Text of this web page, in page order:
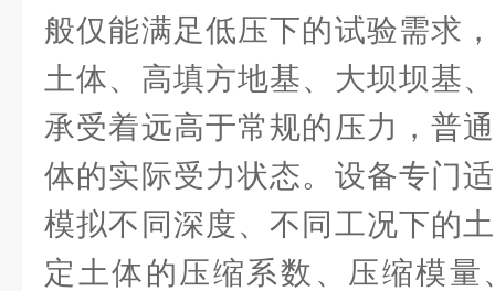
般仅能满足低压下的试验需求
土体、高填方地基、大坝坝基
承受着远高于常规的压力，普
体的实际受力状态。设备专门
模拟不同深度、不同工况下的
定土体的压缩系数、压缩模